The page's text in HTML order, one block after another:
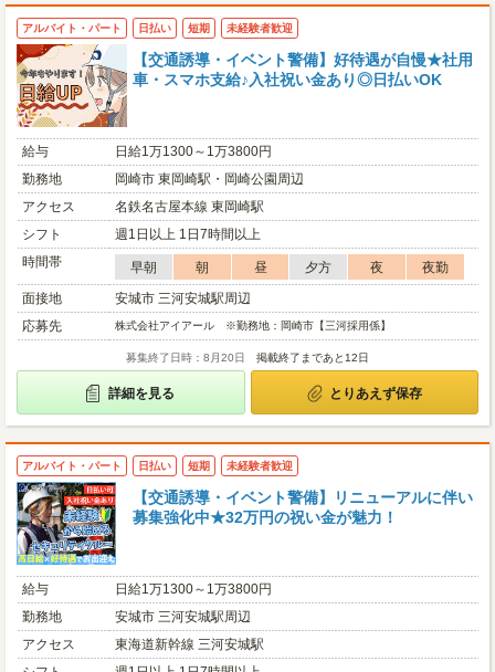
アルバイト・パート 日払い 短期 未経験者歓迎
【交通誘導・イベント警備】好待遇が自慢★社用
車・スマホ支給♪入社祝い金あり◎日払いOK
給与
日給1万1300～1万3800円
勤務地
岡崎市 東岡崎駅・岡崎公園周辺
アクセス
名鉄名古屋本線 東岡崎駅
シフト
週1日以上 1日7時間以上
時間帯
早朝 朝 昼 夕方 夜
夜勤
面接地
安城市 三河安城駅周辺
応募先
株式会社アイアール ※勤務地：岡崎市【三河採用係】
募集終了日時：8月20日 掲載終了まであと12日
詳細を見る とりあえず保存
アルバイト・パート 日払い 短期 未経験者歓迎
【交通誘導・イベント警備】リニューアルに伴い
募集強化中★32万円の祝い金が魅力！
給与
日給1万1300～1万3800円
勤務地
安城市 三河安城駅周辺
アクセス
東海道新幹線 三河安城駅